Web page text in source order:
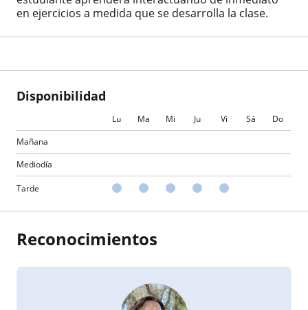
Disponibilidad
Lu Ma Mi Ju Vi Sá
Do
Mañana
Mediodía
Tarde
en ejercicios a medida que se desarrolla la clase.
Reconocimientos